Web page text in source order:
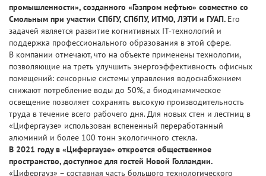
промышленности», созданного «Газпром нефтью» совместно со
Смольным при участии СПбГУ, СПбПУ, ИТМО, ЛЭТИ и ГУАП. Его
задачей является развитие когнитивных IT-технологий и
поддержка профессионального образования в этой сфере.
В компании отмечают, что на объекте применены технологии,
позволяющие на треть улучшить энергоэффективность офисных
помещений: сенсорные системы управления водоснабжением
снижают потребление воды до 50%, а биодинамическое
освещение позволяет сохранять высокую производительность
труда в течение всего рабочего дня. Для новых стен и лестниц в
«Цифергаузе» использован вспененный переработанный
алюминий и более 100 тонн экологичного стекла.
В 2021 году в «Цифергаузе» откроется общественное
пространство, доступное для гостей Новой Голландии.
«Цифергауз» – составная часть большого технологического